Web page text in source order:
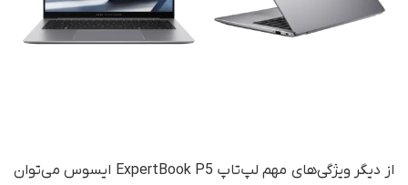
از دیگر ویژگی‌های مهم لپ‌تاپ ExpertBook P5 ایسوس می‌توان